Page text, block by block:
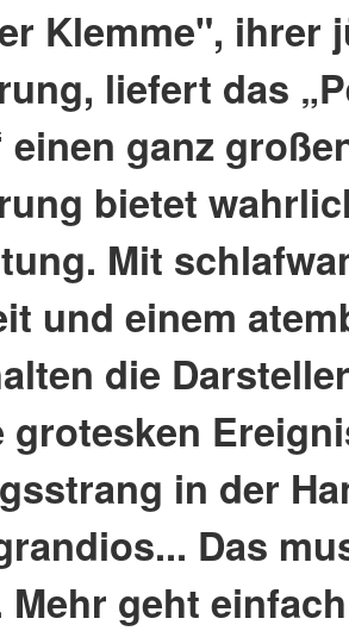
Klemme", ihrer
liefert das
einen ganz
bietet
Mit
und einem
die
grotesken
in der
Das
Mehr geht